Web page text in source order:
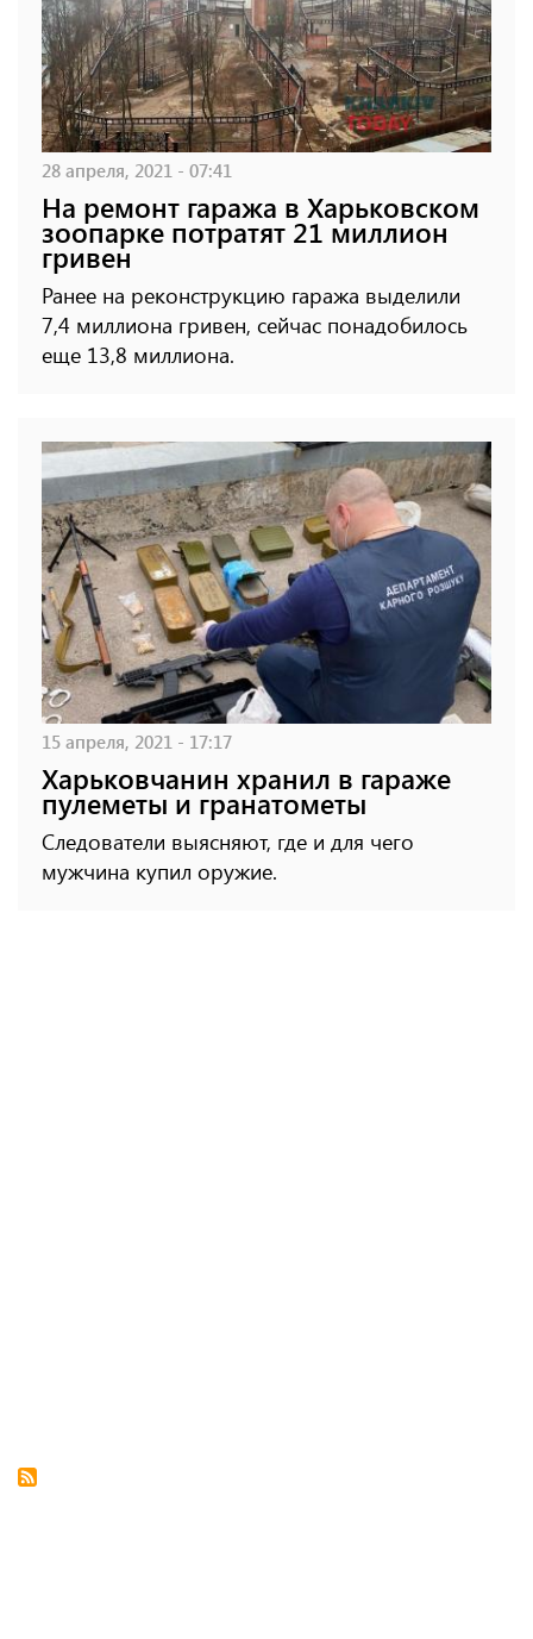
28 апреля, 2021 - 07:41
На ремонт гаража в Харьковском
зоопарке потратят 21 миллион
гривен
Ранее на реконструкцию гаража выделили
7,4 миллиона гривен, сейчас понадобилось
еще 13,8 миллиона.
15 апреля, 2021 - 17:17
Харьковчанин хранил в гараже
пулеметы и гранатометы
Следователи выясняют, где и для чего
мужчина купил оружие.